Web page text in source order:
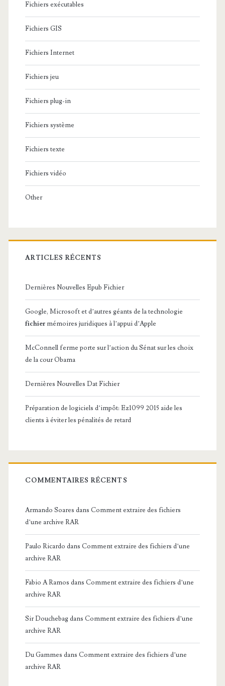
Fichiers exécutables
Fichiers GIS
Fichiers Internet
Fichiers jeu
Fichiers plug-in
Fichiers système
Fichiers texte
Fichiers vidéo
Other
ARTICLES RÉCENTS
Dernières Nouvelles Epub Fichier
Google, Microsoft et d’autres géants de la technologie
fichier mémoires juridiques à l’appui d’Apple
McConnell ferme porte sur l’action du Sénat sur les choix
de la cour Obama
Dernières Nouvelles Dat Fichier
Préparation de logiciels d’impôt: Ez1099 2015 aide les
clients à éviter les pénalités de retard
COMMENTAIRES RÉCENTS
Armando Soares dans Comment extraire des fichiers
d’une archive RAR
Paulo Ricardo dans Comment extraire des fichiers d’une
archive RAR
Fabio A Ramos dans Comment extraire des fichiers d’une
archive RAR
Sir Douchebagdans Comment extraire des fichiers d’une
archive RAR
Du Gammes dans Comment extraire des fichiers d’une
archive RAR